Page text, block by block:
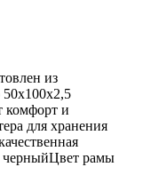
из
комфорт и
для хранения
черныйЦвет рамы